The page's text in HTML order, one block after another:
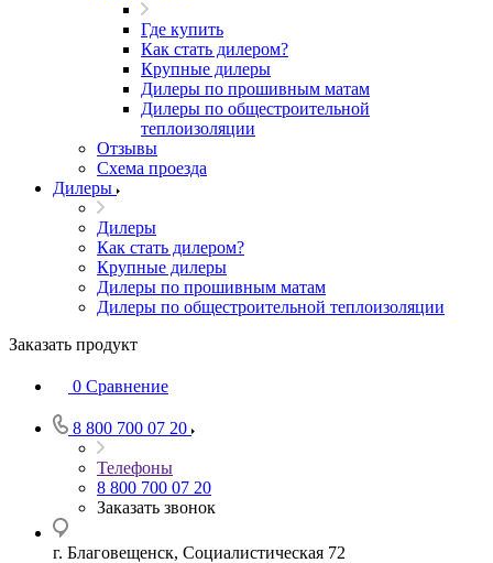
Где купить
Как стать дилером?
Крупные дилеры
Дилеры по прошивным матам
Дилеры по общестроительной
теплоизоляции
Отзывы
Схема проезда
Дилеры
Дилеры
Как стать дилером?
Крупные дилеры
Дилеры по прошивным матам
Дилеры по общестроительной теплоизоляции
Заказать продукт
0 Сравнение
8 800 700 07 20
Телефоны
8 800 700 07 20
Заказать звонок
г. Благовещенск, Социалистическая 72